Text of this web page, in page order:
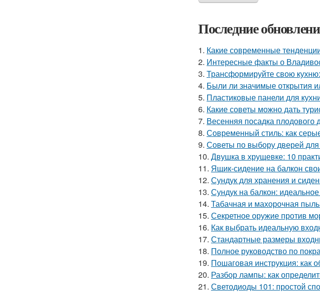
Последние
1. Какие современные
2. Интересные факты о
3. Трансформируйте свою
4. Были ли значимые открытия
5. Пластиковые панели для
6. Какие советы можно дать
7. Весенняя посадка плодового
8. Современный стиль: как
9. Советы по выбору дверей для
10. Двушка в хрущевке: 10
11. Ящик-сидение на балкон
12. Сундук для хранения и
13. Сундук на балкон:
14. Табачная и махорочная
15. Секретное оружие против
16. Как выбрать идеальную
17. Стандартные размеры
18. Полное руководство по
19. Пошаговая инструкция: как
20. Разбор лампы: как
21. Светодиоды 101: простой